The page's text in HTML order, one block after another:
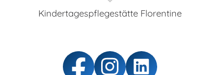
Kindertagespflegestätte Florentine